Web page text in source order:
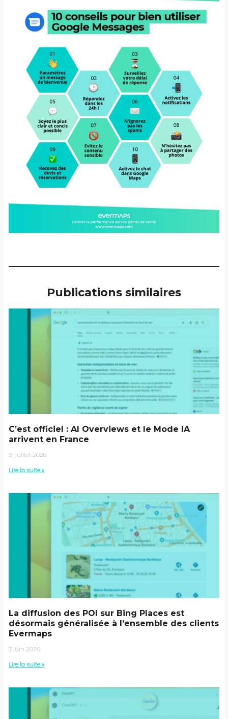
Publications similaires
C’est officiel : AI Overviews et le Mode IA
arrivent en France
31 juillet 2026
Lire la suite »
La diffusion des POI sur Bing Places est
désormais généralisée à l’ensemble des clients
Evermaps
3 juin 2026
Lire la suite »